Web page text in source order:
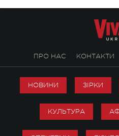
ПРО НАС КОНТАКТИ
НОВИНИ ЗІРКИ
КУЛЬТУРА